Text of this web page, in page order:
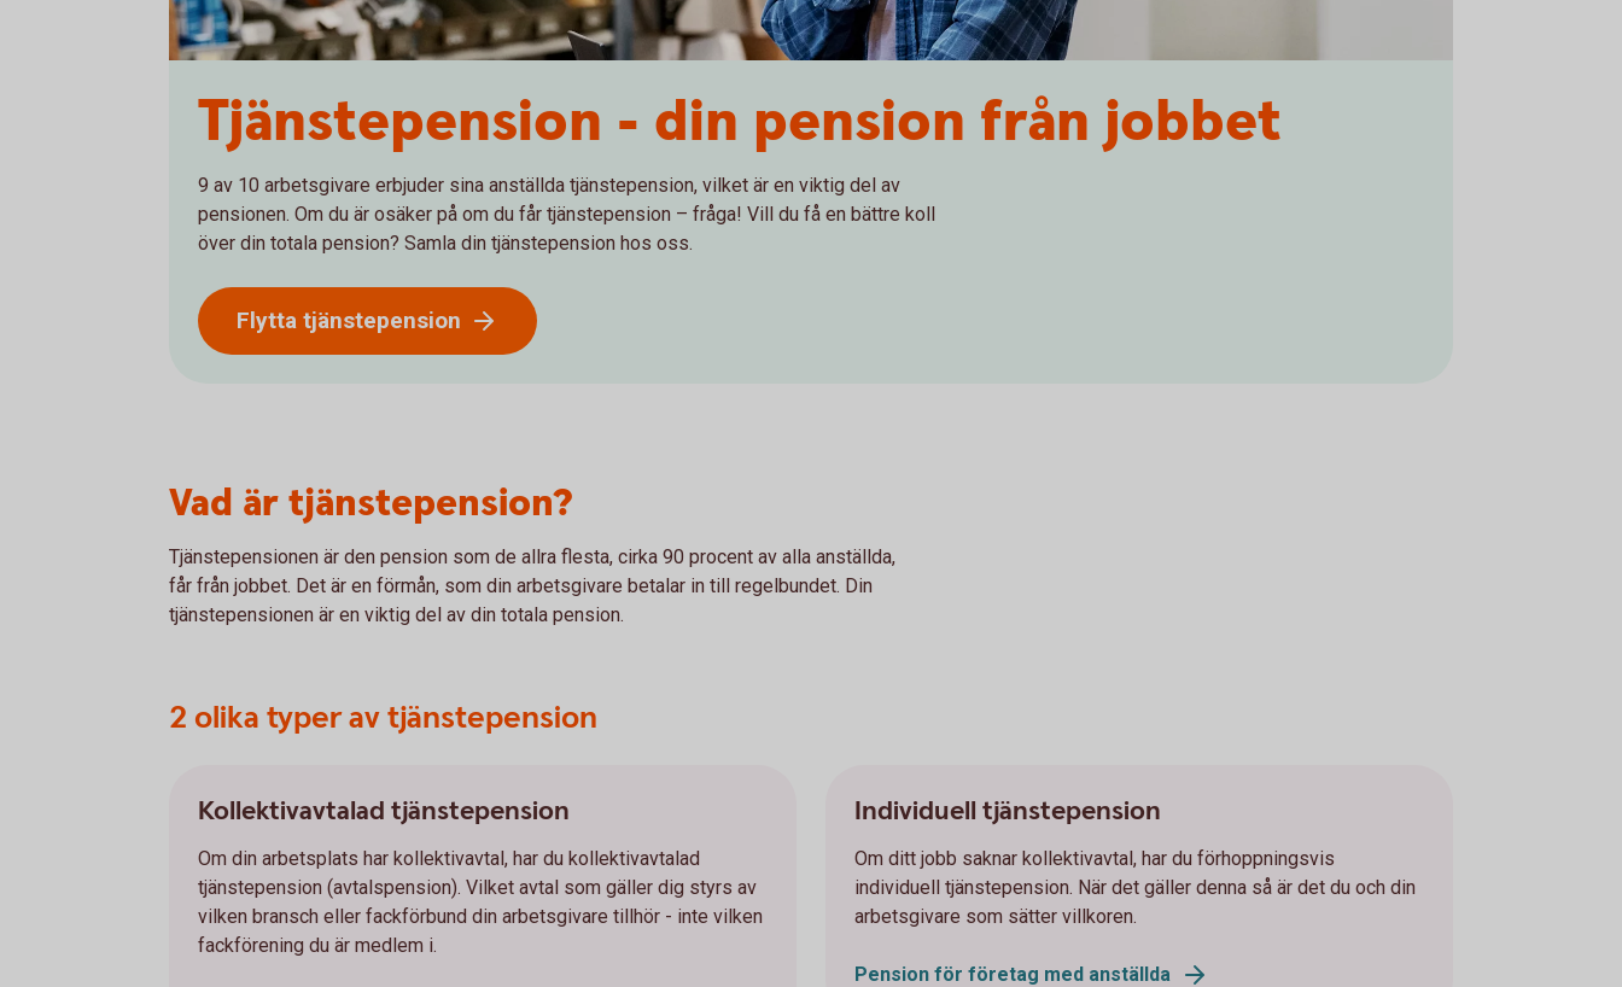
Tjänstepension - din pension från jobbet
9 av 10 arbetsgivare erbjuder sina anställda tjänstepension, vilket är en viktig del av
pensionen. Om du är osäker på om du får tjänstepension – fråga! Vill du få en bättre koll
över din totala pension? Samla din tjänstepension hos oss.
Flytta tjänstepension
Vad är tjänstepension?
Tjänstepensionen är den pension som de allra flesta, cirka 90 procent av alla anställda,
får från jobbet. Det är en förmån, som din arbetsgivare betalar in till regelbundet. Din
tjänstepensionen är en viktig del av din totala pension.
2 olika typer av tjänstepension
Kollektivavtalad tjänstepension
Om din arbetsplats har kollektivavtal, har du kollektivavtalad
tjänstepension (avtalspension). Vilket avtal som gäller dig styrs av
vilken bransch eller fackförbund din arbetsgivare tillhör - inte vilken
fackförening du är medlem i.
Individuell tjänstepension
Om ditt jobb saknar kollektivavtal, har du förhoppningsvis
individuell tjänstepension. När det gäller denna så är det du och din
arbetsgivare som sätter villkoren.
Pension för företag med anställda